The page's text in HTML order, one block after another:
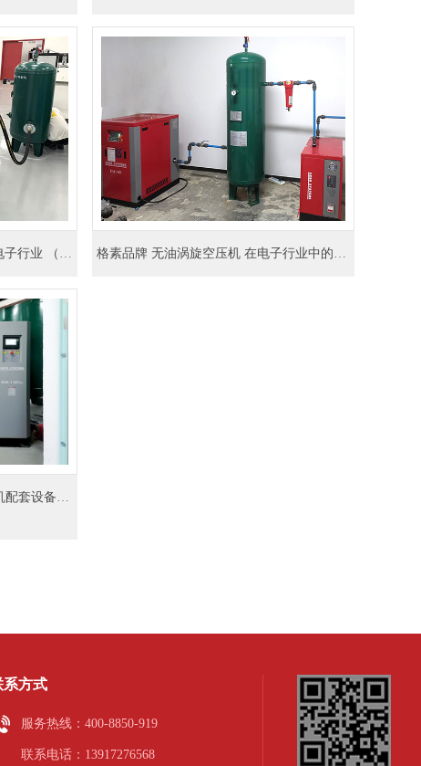
22KW 高压螺杆压缩机 应用于 电子行业 （BAEG-22A/20） 格素品牌 无油涡旋空压机 在电子行业中的应用 （BAE-4WS）
格素双级螺杆变频空压机+制氮机配套设备应用于电子行业
系方式
服务热线：400-8850-919
联系电话：13917276568